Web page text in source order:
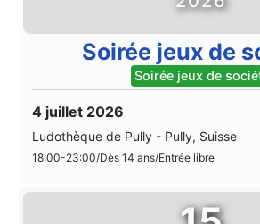
Soirée jeux de
Soirée jeux de
4 juillet 2026
Ludothèque de Pully - Pully, Suisse
18:00-23:00/Dès 14 ans/Entrée libre